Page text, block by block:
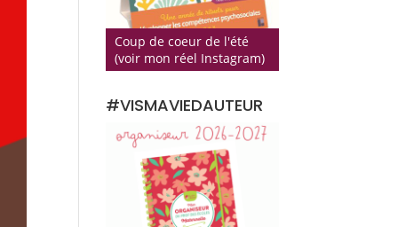
Coup de coeur de l'été
(voir mon réel Instagram)
#VISMAVIEDAUTEUR